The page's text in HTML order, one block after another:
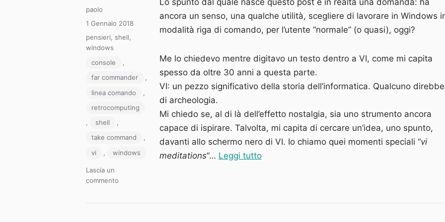
Lo spunto dal quale nasce questo post è in realtà una domanda: ha
ancora un senso, una qualche utilità, scegliere di lavorare in Windows
modalità riga di comando, per l’utente “normale” (o quasi), oggi?
Me lo chiedevo mentre digitavo un testo dentro a VI, come mi capita
spesso da oltre 30 anni a questa parte.
VI: un pezzo significativo della storia dell’informatica. Qualcuno
di archeologia.
Mi chiedo se, al di là dell’effetto nostalgia, sia uno strumento ancora
capace di ispirare. Talvolta, mi capita di cercare un’idea, uno spunto,
davanti allo schermo nero di VI. Io chiamo quei momenti speciali “vi
meditations“… Leggi tutto“Strumenti per lavorare da riga di comando in
Autore
paolo
Pubblicato
1 Gennaio 2018
Categorie
pensieri, shell,
windows
Tag
console
,
far commander
,
linea comando
,
retrocomputing
,
shell
,
take command
,
vi
, windows
Lascia un
commento